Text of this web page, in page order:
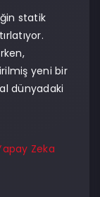
statik
yeni bir
dünyadaki
Zeka